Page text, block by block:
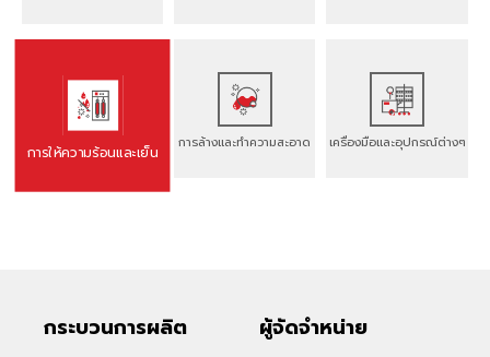
การให้ความร้อนและเย็น
การล้างและทำความสะอาด เครื่องมือและอุปกรณ์ต่างๆ
กระบวนการผลิต ผู้จัดจำหน่าย